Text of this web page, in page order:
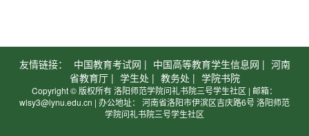
友情链接： 中国教育考试网 | 中国高等教育学生信息网 | 河南
省教育厅 | 学生处 | 教务处 | 学院书院
Copyright © 版权所有 洛阳师范学院问礼书院三号学生社区 | 邮箱：
wlsy3@lynu.edu.cn | 办公地址： 河南省洛阳市伊滨区吉庆路6号 洛阳师范
学院问礼书院三号学生社区